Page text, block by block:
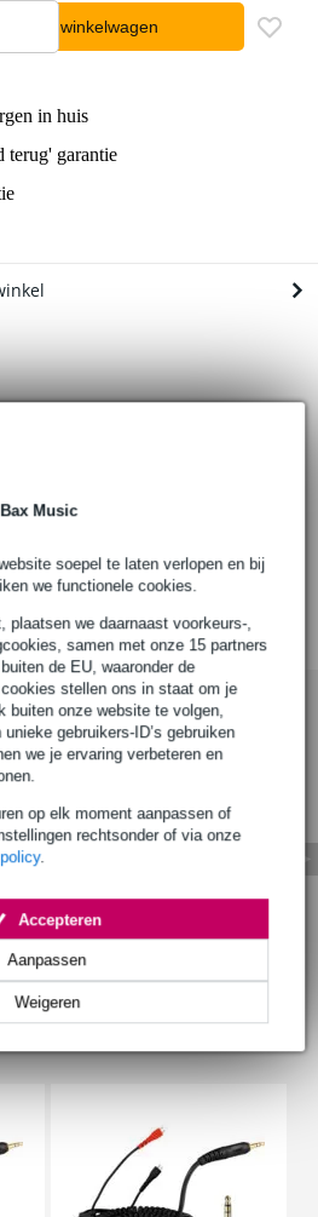
Music
soepel te laten verlopen en bij
we functionele cookies.
we daarnaast voorkeurs-,
samen met onze 15 partners
de EU, waaronder de
stellen ons in staat om je
buiten onze website te volgen,
gebruikers-ID’s gebruiken
we je ervaring verbeteren en
op elk moment aanpassen of
rechtsonder of via onze
.
Weigeren
Aanpassen
Accepteren
In winkelwagen
in huis
terug' garantie
aansluiting
(beide vergulden)